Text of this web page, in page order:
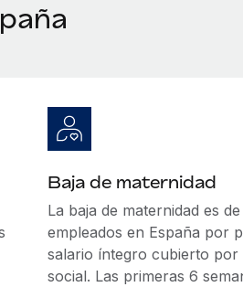
Baja de maternidad
La baja de maternidad es
empleados en España por
salario íntegro cubierto por
social. Las primeras 6